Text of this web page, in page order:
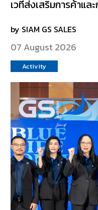
เวทีส่งเสริมการค้าแล
by SIAM GS SALES
07 August 2026
Activity